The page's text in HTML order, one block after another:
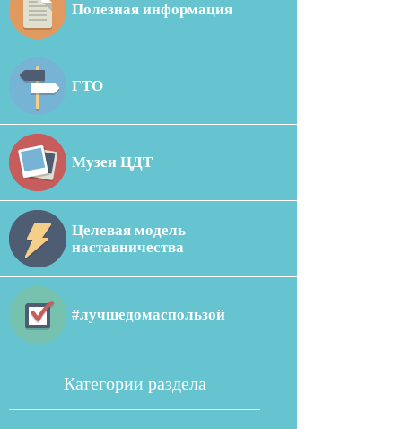
Полезная информация
ГТО
Музеи ЦДТ
Целевая модель
наставничества
#лучшедомаспользой
Категории раздела